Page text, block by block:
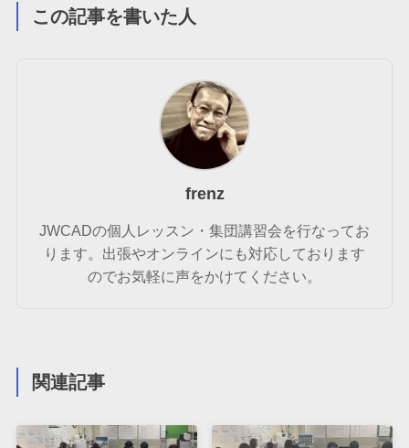
この記事を書いた人
frenz
JWCADの個人レッスン・集団講習会を行なってお
ります。出張やオンラインにも対応しております
のでお気軽に声をかけてください。
関連記事